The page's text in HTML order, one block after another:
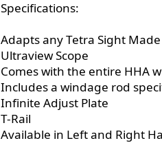
Specifications:
Adapts any Tetra Sight
Ultraview Scope
Comes with the entire HHA
Includes a windage rod
Infinite Adjust Plate
T-Rail
Available in Left and Right